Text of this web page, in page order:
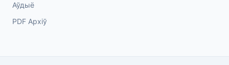
Аўдыё
PDF Архіў